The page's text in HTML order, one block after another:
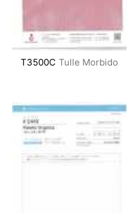
T3500C Tulle Morbido